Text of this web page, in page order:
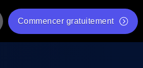
Commencer gratuitement